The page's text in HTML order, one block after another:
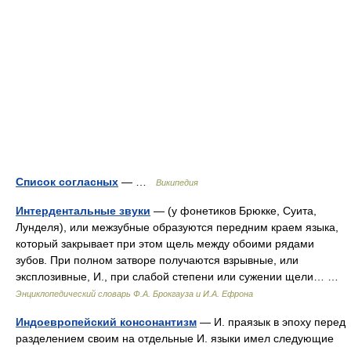
Список согласных — … Википедия
Интердентальные звуки — (у фонетиков Брюкке, Суита,
Лунделя), или межзубные образуются передним краем языка,
который закрывает при этом щель между обоими рядами
зубов. При полном затворе получаются взрывные, или
эксплозивные, И., при слабой степени или сужении щели… …
Энциклопедический словарь Ф.А. Брокгауза и И.А. Ефрона
Индоевропейский консонантизм — И. праязык в эпоху перед
разделением своим на отдельные И. языки имел следующие